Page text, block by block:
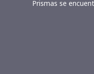
Prismas se